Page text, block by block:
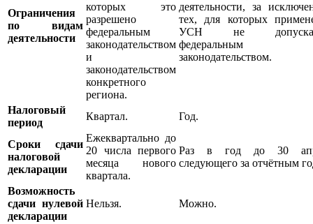
Ограничения
по видам
деятельности
которых это
разрешено
федеральным
законодательством
и
законодательством
конкретного
региона.
деятельности, за
тех, для которых
УСН не
федеральным
законодательством.
Налоговый
период
Квартал. Год.
Сроки сдачи
налоговой
декларации
Ежеквартально до
20 числа первого
месяца нового
квартала.
Раз в год до 30
следующего за отчётным
Возможность
сдачи нулевой
декларации
Нельзя. Можно.